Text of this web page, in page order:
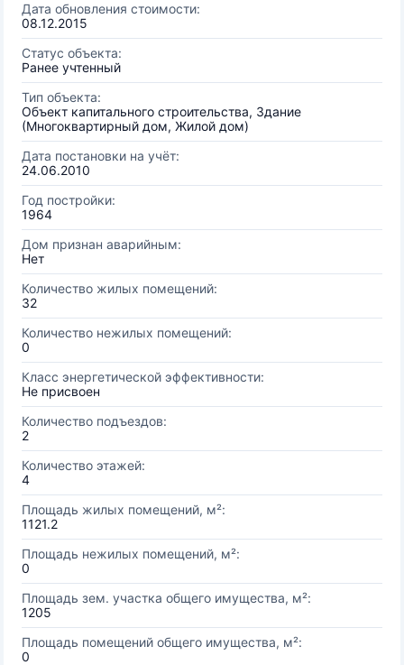
Дата обновления стоимости:
08.12.2015
Статус объекта:
Ранее учтенный
Тип объекта:
Объект капитального строительства, Здание
(Многоквартирный дом, Жилой дом)
Дата постановки на учёт:
24.06.2010
Год постройки:
1964
Дом признан аварийным:
Нет
Количество жилых помещений:
32
Количество нежилых помещений:
0
Класс энергетической эффективности:
Не присвоен
Количество подъездов:
2
Количество этажей:
4
Площадь жилых помещений, м²:
1121.2
Площадь нежилых помещений, м²:
0
Площадь зем. участка общего имущества, м²:
1205
Площадь помещений общего имущества, м²:
0